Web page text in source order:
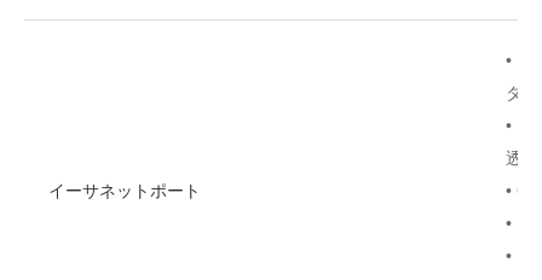
イーサネットポート
• イ
タ
•
透
•
•
•